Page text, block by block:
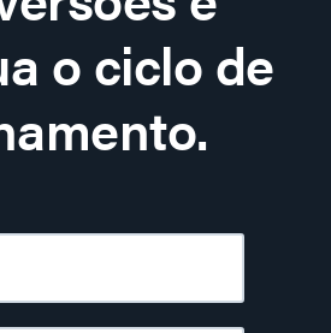
o ciclo de